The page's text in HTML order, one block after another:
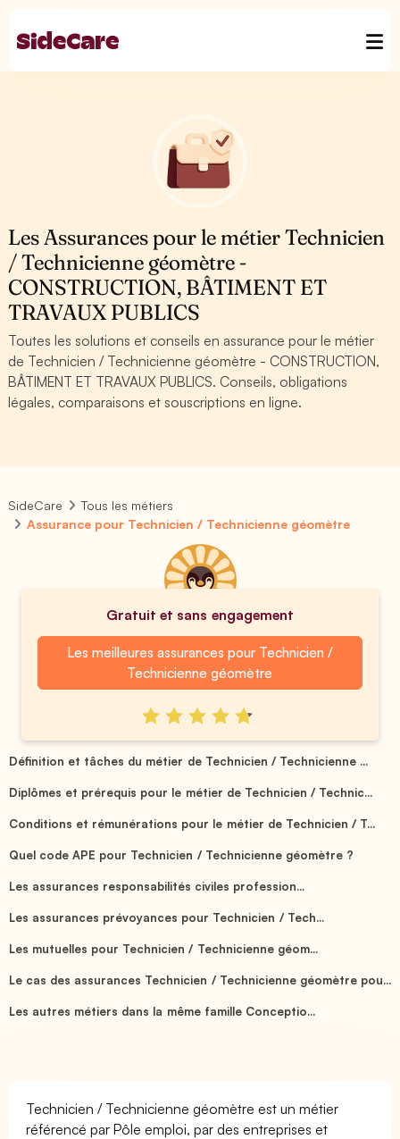
Les Assurances pour le métier Technicien
/ Technicienne géomètre -
CONSTRUCTION, BÂTIMENT ET
TRAVAUX PUBLICS
Toutes les solutions et conseils en assurance pour le métier
de Technicien / Technicienne géomètre - CONSTRUCTION,
BÂTIMENT ET TRAVAUX PUBLICS. Conseils, obligations
légales, comparaisons et souscriptions en ligne.
SideCare
Tous les métiers
Assurance pour Technicien / Technicienne géomètre
Gratuit et sans engagement
Les meilleures assurances pour Technicien /
Technicienne géomètre
Définition et tâches du métier de Technicien / Technicienne ...
Diplômes et prérequis pour le métier de Technicien / Technic...
Conditions et rémunérations pour le métier de Technicien / T...
Quel code APE pour Technicien / Technicienne géomètre ?
Les assurances responsabilités civiles profession...
Les assurances prévoyances pour Technicien / Tech...
Les mutuelles pour Technicien / Technicienne géom...
Le cas des assurances Technicien / Technicienne géomètre pou...
Les autres métiers dans la même famille Conceptio...
Technicien / Technicienne géomètre est un métier
référencé par Pôle emploi, par des entreprises et